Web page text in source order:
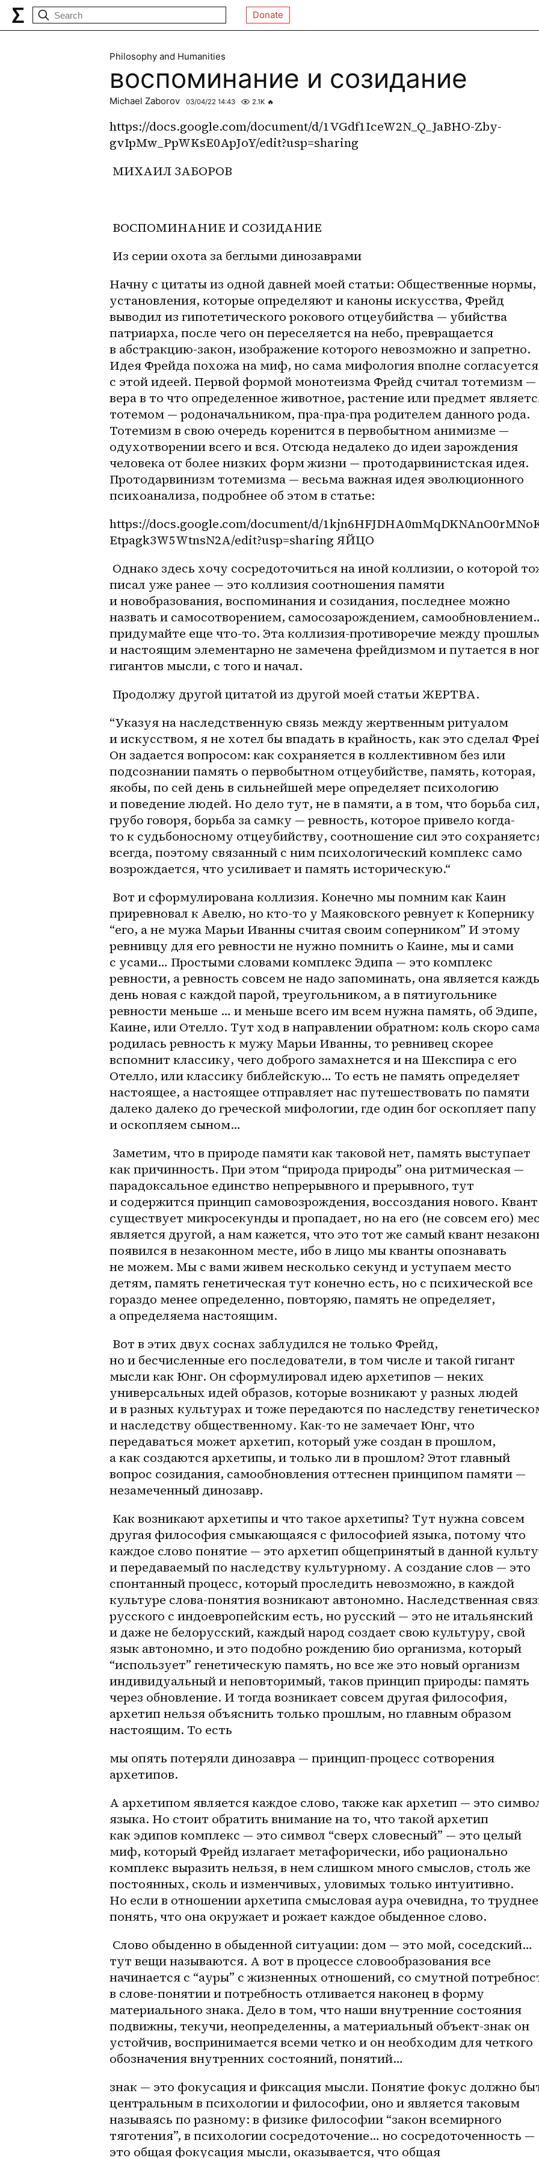
Donate
Philosophy and Humanities
воспоминание и созидание
Michael Zaborov 03/04/22 14:43 2.1K 🔥
https://docs.google.com/document/d/1VGdf1IceW2N_Q_JaBHO-Zby-
gvIpMw_PpWKsE0ApJoY/edit?usp=sharing
МИХАИЛ ЗАБОРОВ
ВОСПОМИНАНИЕ И СОЗИДАНИЕ
Из серии охота за беглыми динозаврами
Начну с цитаты из одной давней моей статьи: Общественные нормы,
установления, которые определяют и каноны искусства, Фрейд
выводил из гипотетического рокового отцеубийства — убийства
патриарха, после чего он переселяется на небо, превращается
в абстракцию-закон, изображение которого невозможно и запретно.
Идея Фрейда похожа на миф, но сама мифология вполне согласуется
с этой идеей. Первой формой монотеизма Фрейд считал тотемизм —
вера в то что определенное животное, растение или предмет
тотемом — родоначальником, пра-пра-пра родителем данного рода.
Тотемизм в свою очередь коренится в первобытном анимизме —
одухотворении всего и вся. Отсюда недалеко до идеи зарождения
человека от более низких форм жизни — протодарвинистская идея.
Протодарвинизм тотемизма — весьма важная идея эволюционного
психоанализа, подробнее об этом в статье:
https://docs.google.com/document/d/
Etpagk3W5WtnsN2A/edit?usp=sharing ЯЙЦО
писал уже ранее — это коллизия соотношения памяти
и новобразования, воспоминания и созидания, последнее можно
назвать и самосотворением, самосозарождением,
придумайте еще что-то. Эта коллизия-противоречие между
и настоящим элементарно не замечена фрейдизмом и путается в
гигантов мысли, с того и начал.
Продолжу другой цитатой из другой моей статьи ЖЕРТВА.
“Указуя на наследственную связь между жертвенным ритуалом
и искусством, я не хотел бы впадать в крайность, как это сделал
Он задается вопросом: как сохраняется в коллективном без или
подсознании память о первобытном отцеубийстве, память, которая,
якобы, по сей день в сильнейшей мере определяет психологию
и поведение людей. Но дело тут, не в памяти, а в том, что борьба сил,
грубо говоря, борьба за самку — ревность, которое привело когда-
то к судьбоносному отцеубийству, соотношение сил это
всегда, поэтому связанный с ним психологический комплекс само
возрождается, что усиливает и память историческую.“
приревновал к Авелю, но кто-то у Маяковского ревнует к Копернику
“его, а не мужа Марьи Иванны считая своим соперником” И этому
ревнивцу для его ревности не нужно помнить о Каине, мы и сами
с усами… Простыми словами комплекс Эдипа — это комплекс
ревности, а ревность совсем не надо запоминать, она является
день новая с каждой парой, треугольником, а в пятиугольнике
ревности меньше … и меньше всего им всем нужна память, об Эдипе,
Каине, или Отелло. Тут ход в направлении обратном: коль скоро
родилась ревность к мужу Марьи Иванны, то ревнивец скорее
вспомнит классику, чего доброго замахнется и на Шекспира с его
Отелло, или классику библейскую… То есть не память определяет
настоящее, а настоящее отправляет нас путешествовать по памяти
далеко далеко до греческой мифологии, где один бог оскопляет папу
и оскопляем сыном…
как причинность. При этом “природа природы” она ритмическая —
парадоксальное единство непрерывного и прерывного, тут
и содержится принцип самовозрождения, воссоздания нового. Квант
существует микросекунды и пропадает, но на его (не совсем его)
является другой, а нам кажется, что это тот же самый квант
появился в незаконном месте, ибо в лицо мы кванты опознавать
не можем. Мы с вами живем несколько секунд и уступаем место
детям, память генетическая тут конечно есть, но с психической все
гораздо менее определенно, повторяю, память не определяет,
а определяема настоящим.
но и бесчисленные его последователи, в том числе и такой гигант
мысли как Юнг. Он сформулировал идею архетипов — неких
универсальных идей образов, которые возникают у разных людей
и в разных культурах и тоже передаются по наследству
и наследству общественному. Как-то не замечает Юнг, что
передаваться может архетип, который уже создан в прошлом,
а как создаются архетипы, и только ли в прошлом? Этот главный
вопрос созидания, самообновления оттеснен принципом памяти —
незамеченный динозавр.
другая философия смыкающаяся с философией языка, потому что
каждое слово понятие — это архетип общепринятый в данной
и передаваемый по наследству культурному. А создание слов — это
спонтанный процесс, который проследить невозможно, в каждой
культуре слова-понятия возникают автономно. Наследственная
русского с индоевропейским есть, но русский — это не итальянский
и даже не белорусский, каждый народ создает свою культуру, свой
язык автономно, и это подобно рождению био организма, который
“использует” генетическую память, но все же это новый организм
индивидуальный и неповторимый, таков принцип природы: память
через обновление. И тогда возникает совсем другая философия,
архетип нельзя объяснить только прошлым, но главным образом
настоящим. То есть
мы опять потеряли динозавра — принцип-процесс сотворения
архетипов.
А архетипом является каждое слово, также как архетип — это
языка. Но стоит обратить внимание на то, что такой архетип
как эдипов комплекс — это символ “сверх словесный” — это целый
миф, который Фрейд излагает метафорически, ибо рационально
комплекс выразить нельзя, в нем слишком много смыслов, столь же
постоянных, сколь и изменчивых, уловимых только интуитивно.
Но если в отношении архетипа смысловая аура очевидна, то труднее
понять, что она окружает и рожает каждое обыденное слово.
тут вещи называются. А вот в процессе словообразования все
начинается с “ауры” с жизненных отношений, со смутной
в слове-понятии и потребность отливается наконец в форму
материального знака. Дело в том, что наши внутренние состояния
подвижны, текучи, неопределенны, а материальный объект-знак он
устойчив, воспринимается всеми четко и он необходим для четкого
обозначения внутренних состояний, понятий…
знак — это фокусация и фиксация мысли. Понятие фокус должно
центральным в психологии и философии, оно и является таковым
называясь по разному: в физике философии “закон всемирного
тяготения”, в психологии сосредоточение… но сосредоточенность —
это общая фокусация мысли, оказывается, что общая